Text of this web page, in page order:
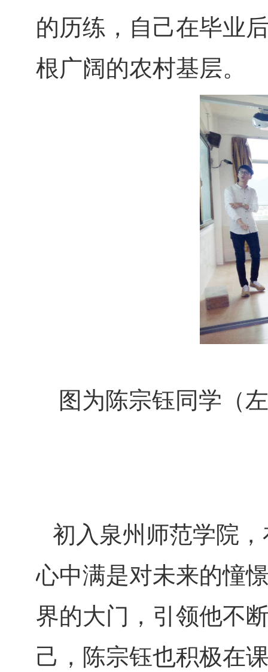
的历练，自己在毕业
根广阔的农村基层。
图为陈宗钰同学（
初入泉州师范学院
心中满是对未来的憧
界的大门，引领他不
己，陈宗钰也积极在